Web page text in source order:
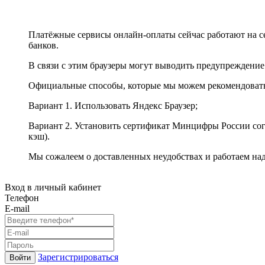
Платёжные сервисы онлайн-оплаты сейчас работают на
банков.
В связи с этим браузеры могут выводить
Официальные способы, которые мы можем
Вариант 1. Использовать Яндекс Браузер;
Вариант 2. Установить сертификат Минцифры России
кэш).
Мы сожалеем о доставленных неудобствах и работаем
Вход в личный кабинет
Телефон
E-mail
Войти Зарегистрироваться